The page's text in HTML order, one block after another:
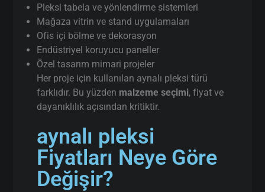
Pleksi tabela ve yönlendirme sistemleri
Mağaza vitrin ve stand uygulamaları
Ofis içi bölme ve dekorasyon
Endüstriyel koruyucu paneller
Özel tasarım mimari projeler
Her proje için kullanılan aynalı pleksi türü
farklıdır. Bu yüzden malzeme seçimi, fiyat ve
dayanıklılık açısından kritiktir.
aynalı pleksi
Fiyatları Neye Göre
Değişir?